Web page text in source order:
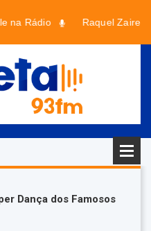
na Rádio
Raquel Zaire e
Dança dos Famosos